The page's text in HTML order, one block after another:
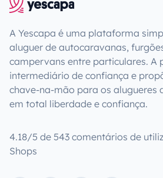
A Yescapa é uma plataforma
aluguer de autocaravanas,
campervans entre particulares. A
intermediário de confiança e
chave-na-mão para os alugueres
em total liberdade e confiança.
4.18/5 de 543 comentários de
Shops